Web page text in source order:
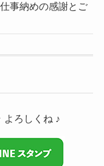
事納めの感謝とご
よろしくね ♪